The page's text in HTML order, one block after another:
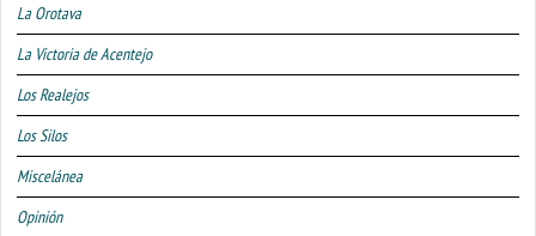
La Orotava
La Victoria de Acentejo
Los Realejos
Los Silos
Miscelánea
Opinión